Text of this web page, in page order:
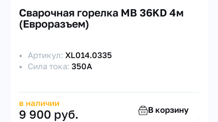
Сварочная горелка MB 36KD 4м
(Евроразъем)
Артикул:XL014.0335
Сила тока:350А
в наличии
9 900 руб. В корзину